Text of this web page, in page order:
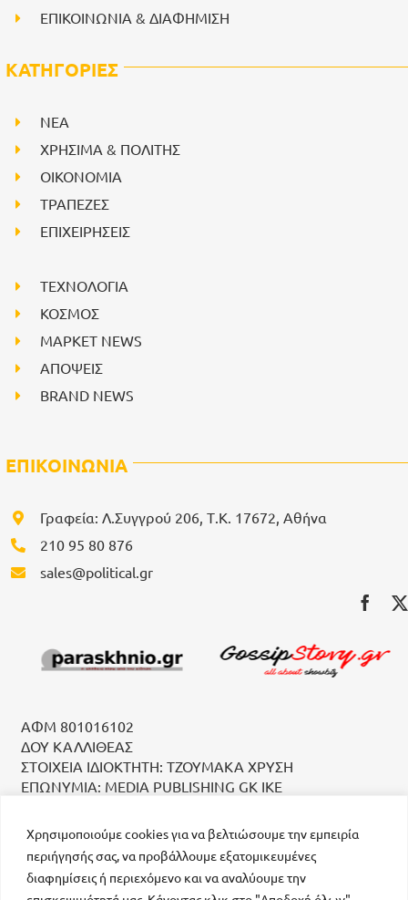
Χρησιμοποιούμε cookies για να βελτιώσουμε την εμπειρία
περιήγησής σας, να προβάλλουμε εξατομικευμένες
διαφημίσεις ή περιεχόμενο και να αναλύουμε την
ΕΠΙΚΟΙΝΩΝΙΑ & ΔΙΑΦΗΜΙΣΗ
ΚΑΤΗΓΟΡΙΕΣ
NEA
ΧΡΗΣΙΜΑ & ΠΟΛΙΤΗΣ
ΟΙΚΟΝΟΜΙΑ
ΤΡΑΠΕΖΕΣ
ΕΠΙΧΕΙΡΗΣΕΙΣ
ΤΕΧΝΟΛΟΓΙΑ
ΚΟΣΜΟΣ
ΜΑΡΚΕΤ NEWS
ΑΠΟΨΕΙΣ
BRAND NEWS
ΕΠΙΚΟΙΝΩΝΙΑ
Γραφεία: Λ.Συγγρού 206, Τ.Κ. 17672, Αθήνα
210 95 80 876
sales@political.gr
ΑΦΜ 801016102
ΔΟΥ ΚΑΛΛΙΘΕΑΣ
ΣΤΟΙΧΕΙΑ ΙΔΙΟΚΤΗΤΗ: ΤΖΟΥΜΑΚΑ ΧΡΥΣΗ
ΕΠΩΝΥΜΙΑ: MEDIA PUBLISHING GK IKE